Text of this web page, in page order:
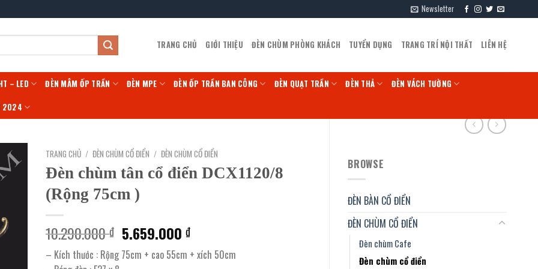
Newsletter
TRANG CHỦ GIỚI THIỆU ĐÈN CHÙM PHÒNG KHÁCH TUYỂN DỤNG TRANG TRÍ NỘI THẤT LIÊN HỆ
– LED ĐÈN MÂM ỐP TRẦN ĐÈN MPE ĐÈN ỐP TRẦN BAN CÔNG ĐÈN QUẠT TRẦN ĐÈN THẢ ĐÈN VÁCH TƯỜNG
2024
BROWSE
ĐÈN BÀN CỔ ĐIỂN
ĐÈN CHÙM CỔ ĐIỂN
Đèn chùm Cafe
Đèn chùm cổ điển
TRANG CHỦ / ĐÈN CHÙM CỔ ĐIỂN / ĐÈN CHÙM CỔ ĐIỂN
Đèn chùm tân cổ điển DCX1120/8
(Rộng 75cm )
10.290.000₫ Giá
gốc
là:
5.659.000₫Giá
hiện
tại
– Kích thước : Rộng 75cm + cao 55cm + xích 50cm